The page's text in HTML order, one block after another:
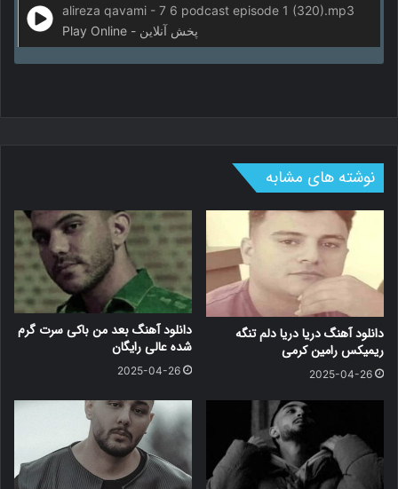
alireza qavami - 7 6 podcast episode 1 (320).mp3
Play Online - پخش آنلاین
نوشته های مشابه
دانلود آهنگ دریا دریا دلم تنگه
ریمیکس رامین کرمی
2025-04-26
دانلود آهنگ بعد من باکی سرت گرم
شده عالی رایگان
2025-04-26